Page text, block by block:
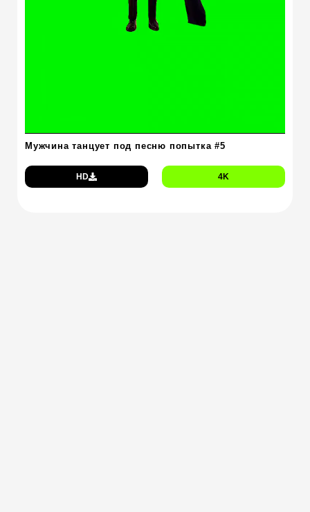
Мужчина танцует под песню попытка #5
HD 4K